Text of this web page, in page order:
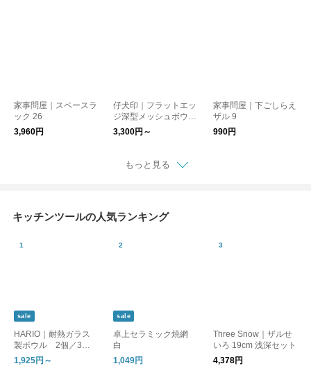
家事問屋｜スペースラ
ック 26
3,960円
仔犬印｜フラットエッ
ジ深型メッシュボウル
15/18/21cm
3,300円～
家事問屋｜下ごしらえ
ザル 9
990円
もっと見る
キッチンツールの人気ランキング
sale
HARIO｜耐熱ガラス
製ボウル 2個／3個
セット
1,925円～
sale
卓上セラミック焼網
白
1,049円
Three Snow｜ザルせ
いろ 19cm 浅深セット
4,378円